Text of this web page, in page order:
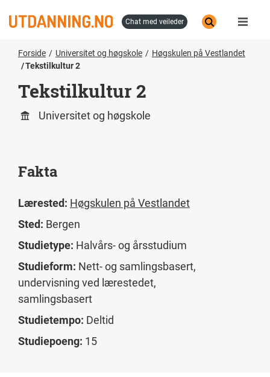
til
chat med veileder
Forside Universitet og høgskole
Høgskulen på Vestlandet
Tekstilkultur 2
Tekstilkultur 2
Universitet og høgskole
Fakta
Lærested: Høgskulen på Vestlandet
Sted: Bergen
Studietype: Halvårs- og årsstudium
Studieform: Nett- og samlingsbasert,
undervisning ved lærestedet,
samlingsbasert
Studietempo: Deltid
Studiepoeng: 15